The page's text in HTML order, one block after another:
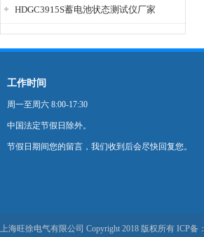
HDGC3915S蓄电池状态测试仪厂家
工作时间
周一至周六 8:00-17:30
中国法定节假日除外。
节假日期间您的留言，我们收到后会尽快回复您。
上海旺徐电气有限公司 Copyright 2018 版权所有 ICP备：